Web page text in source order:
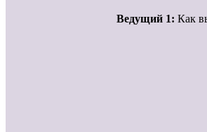
Ведущий 1: Как